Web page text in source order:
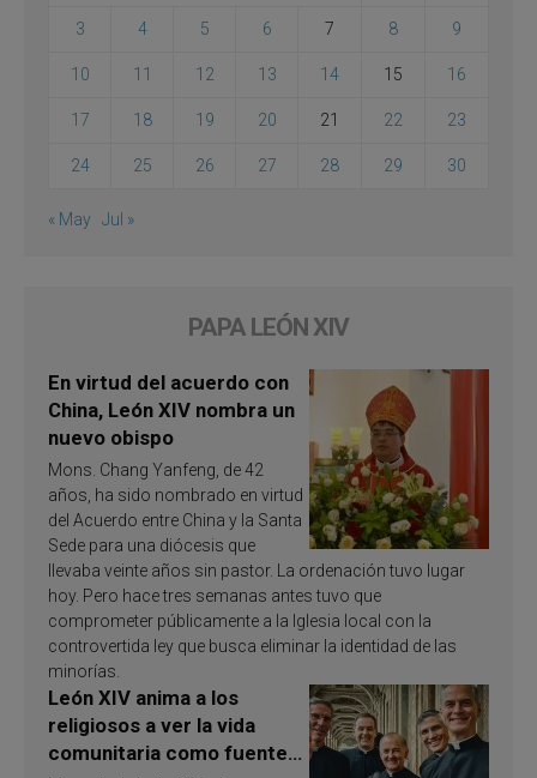
3 4 5 6 7 8 9
10 11 12 13 14 15 16
17 18 19 20 21 22 23
24 25 26 27 28 29 30
« May Jul »
PAPA LEÓN XIV
En virtud del acuerdo con
China, León XIV nombra un
nuevo obispo
Mons. Chang Yanfeng, de 42
años, ha sido nombrado en virtud
del Acuerdo entre China y la Santa
Sede para una diócesis que
llevaba veinte años sin pastor. La ordenación tuvo lugar
hoy. Pero hace tres semanas antes tuvo que
comprometer públicamente a la Iglesia local con la
controvertida ley que busca eliminar la identidad de las
minorías.
León XIV anima a los
religiosos a ver la vida
comunitaria como fuente